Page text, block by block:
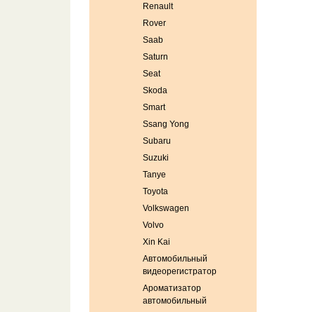
Renault
Rover
Saab
Saturn
Seat
Skoda
Smart
Ssang Yong
Subaru
Suzuki
Tanye
Toyota
Volkswagen
Volvo
Xin Kai
Автомобильный
видеорегистратор
Ароматизатор
автомобильный